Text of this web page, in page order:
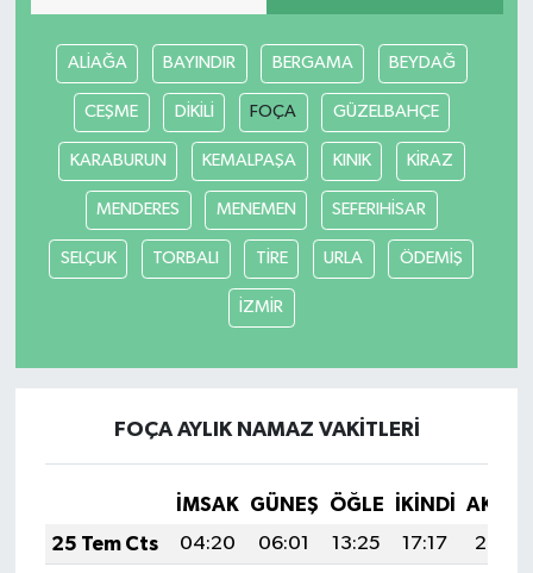
ALİAĞA BAYINDIR BERGAMA BEYDAĞ
CEŞME DİKİLİ FOÇA GÜZELBAHÇE
KARABURUN KEMALPAŞA KINIK KİRAZ
MENDERES MENEMEN SEFERIHİSAR
SELÇUK TORBALI TİRE URLA ÖDEMİŞ
İZMİR
FOÇA AYLIK NAMAZ VAKITLERI
İMSAK GÜNEŞ ÖĞLE İKINDI
25 Tem Cts
04:20 06:01 13:25 17:17
20:38